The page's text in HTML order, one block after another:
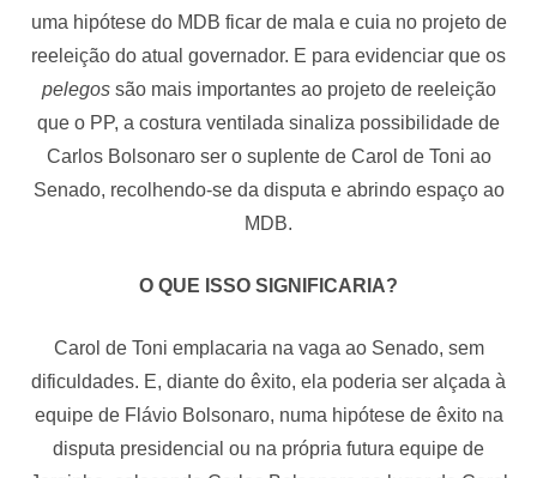
uma hipótese do MDB ficar de mala e cuia no projeto de
reeleição do atual governador. E para evidenciar que os
pelegos são mais importantes ao projeto de reeleição
que o PP, a costura ventilada sinaliza possibilidade de
Carlos Bolsonaro ser o suplente de Carol de Toni ao
Senado, recolhendo-se da disputa e abrindo espaço ao
MDB.
O QUE ISSO SIGNIFICARIA?
Carol de Toni emplacaria na vaga ao Senado, sem
dificuldades. E, diante do êxito, ela poderia ser alçada à
equipe de Flávio Bolsonaro, numa hipótese de êxito na
disputa presidencial ou na própria futura equipe de